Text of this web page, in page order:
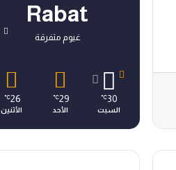
Rabat
غيوم متفرقة
30
℃
السبت
29
℃
الأحد
26
℃
الأثنين